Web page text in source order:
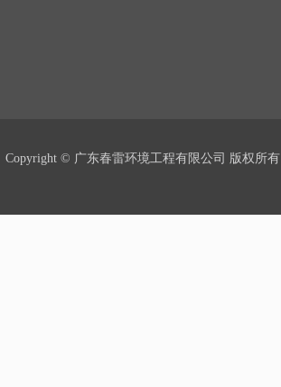
Copyright © 广东春雷环境工程有限公司 版权所有